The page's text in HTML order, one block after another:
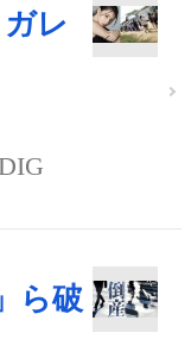
レ
ら破